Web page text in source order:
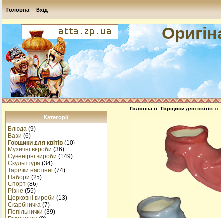
Головна Вхід
Категорії
Блюда (9)
Вази (6)
Горщики для квітів (10)
Музичнi вироби (36)
Сувенірні вироби (149)
Скульптура (34)
Тарілки настінні (74)
Набори (25)
Спорт (86)
Різне (55)
Церковні вироби (13)
Cкарбничка (7)
Попільнички (39)
Головна ::Горщики для квітів ::